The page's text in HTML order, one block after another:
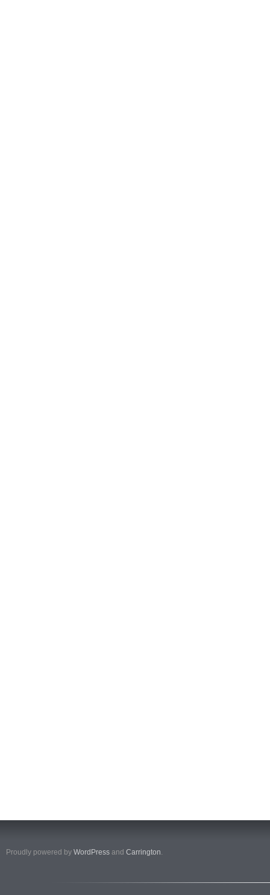
Proudly powered by WordPress and Carrington